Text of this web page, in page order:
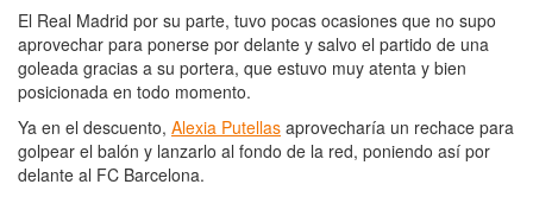
El Real Madrid por su parte, tuvo pocas ocasiones que no supo
aprovechar para ponerse por delante y salvo el partido de una
goleada gracias a su portera, que estuvo muy atenta y bien
posicionada en todo momento.
Ya en el descuento, Alexia Putellas aprovecharía un rechace para
golpear el balón y lanzarlo al fondo de la red, poniendo así por
delante al FC Barcelona.